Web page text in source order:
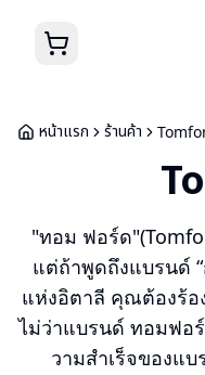
หน้าแรก ร้านค้า
"ทอม ฟอร์ด
แต่ถ้าพูดถึงแบรนด์
แห่งอิตาลี คุณต้องร้อ
ไม่ว่าแบรนด์ ทอมฟอ
วามสำเร็จของแบ